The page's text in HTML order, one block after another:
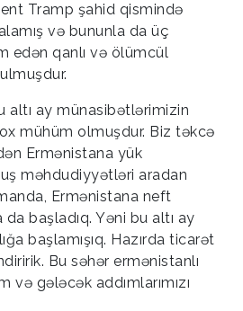
Tramp şahid qismində
və bununla da üç
edən qanlı və ölümcül
altı ay münasibətlərimizin
mühüm olmuşdur. Biz təkcə
Ermənistana yük
məhdudiyyətləri aradan
Ermənistana neft
da başladıq. Yəni bu altı ay
başlamışıq. Hazırda ticarət
Bu səhər ermənistanlı
və gələcək addımlarımızı